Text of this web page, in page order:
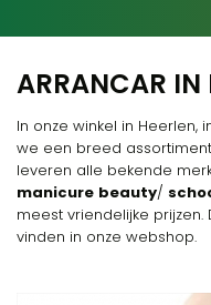
ARRANCAR IN
In onze winkel in Heerlen,
we een breed
leveren alle bekende
manicure beauty/
meest vriendelijke
vinden in onze webshop.